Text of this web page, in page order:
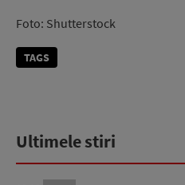
Foto: Shutterstock
TAGS
Ultimele stiri